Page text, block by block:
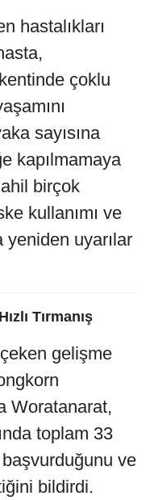
hastalıkları
çoklu
sayısına
kapılmamaya
birçok
kullanımı ve
uyarılar
Tırmanış
gelişme
Woratanarat,
toplam 33
ve
bildirdi.